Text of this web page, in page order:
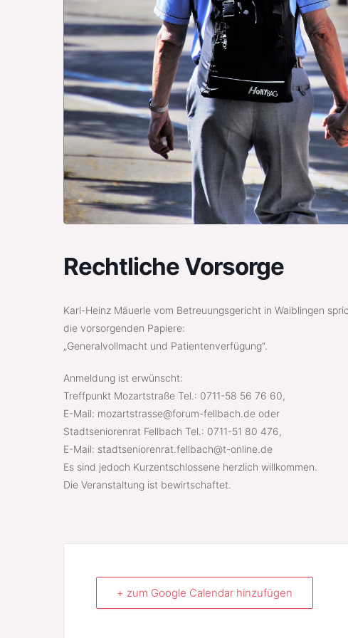
Rechtliche Vorsorge
Karl-Heinz Mäuerle vom Betreuungsgericht in Waiblingen
die vorsorgenden Papiere:
„Generalvollmacht und Patientenverfügung“.
Anmeldung ist erwünscht:
Treffpunkt Mozartstraße Tel.: 0711-58 56 76 60,
E-Mail: mozartstrasse@forum-fellbach.de oder
Stadtseniorenrat Fellbach Tel.: 0711-51 80 476,
E-Mail: stadtseniorenrat.fellbach@t-online.de
Es sind jedoch Kurzentschlossene herzlich willkommen.
Die Veranstaltung ist bewirtschaftet.
+ zum Google Calendar hinzufügen